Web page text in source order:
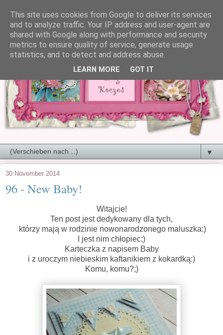
▼
30 November 2014
96 - New Baby!
Witajcie!
Ten post jest dedykowany dla tych,
którzy mają w rodzinie nowonarodzonego maluszka:)
I jest nim chłopiec;)
Karteczka z napisem Baby
i z uroczym niebieskim kaftanikiem z kokardką:)
Komu, komu?;)
This site uses cookies from Google to deliver its services
and to analyze traffic. Your IP address and user-agent are
shared with Google along with performance and security
metrics to ensure quality of service, generate usage
statistics, and to detect and address abuse.
LEARN MORE GOT IT